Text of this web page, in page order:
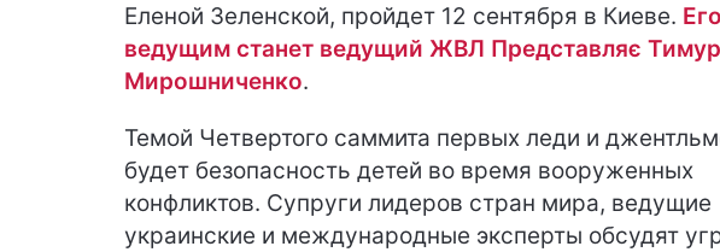
Еленой Зеленской, пройдет 12 сентября в Киеве. Его
ведущим станет ведущий ЖВЛ Представляє Тимур
Мирошниченко.
Темой Четвертого саммита первых леди и
будет безопасность детей во время вооруженных
конфликтов. Супруги лидеров стран мира, ведущие
украинские и международные эксперты обсудят